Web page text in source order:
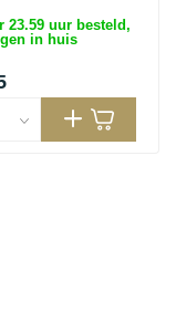
23.59 uur besteld,
in huis